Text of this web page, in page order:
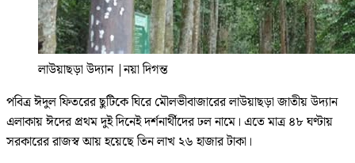
লাউয়াছড়া উদ্যান |নয়া দিগন্ত
পবিত্র ঈদুল ফিতরের ছুটিকে ঘিরে মৌলভীবাজারের লাউয়াছড়া জাতীয় উদ্যান
এলাকায় ঈদের প্রথম দুই দিনেই দর্শনার্থীদের ঢল নামে। এতে মাত্র ৪৮ ঘণ্টায়
সরকারের রাজস্ব আয় হয়েছে তিন লাখ ২৬ হাজার টাকা।